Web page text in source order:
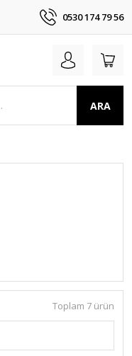
0530 174 79 56
ARA
Toplam 7 ürün